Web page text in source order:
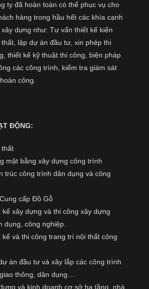
ty đã hoàn toàn có thể phục vụ cho
hàng trong hầu hết các khía cạnh
dựng như: Tư vấn thiết kế kiến
lập dự án đầu tư, xin phép thi
thiết kế kỹ thuật thi công, biện pháp
các công trình, kiểm tra giám sát
công.
ĐỘNG:
thất
mặt bằng xây dựng công trình
trúc công trình dân dụng và công
cấp Đồ Gỗ
xây dựng và thi công xây dựng
dụng, công nghiệp.
và thi công trang trí nội thất công
án đầu tư và xây lắp các công trình
thông, dân dụng…
và kinh doanh cơ sở hạ tầng, nhà